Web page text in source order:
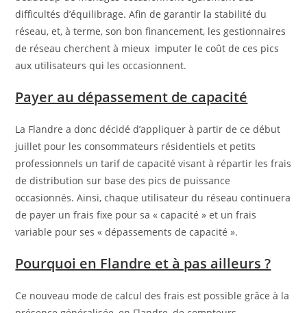
difficultés d’équilibrage. Afin de garantir la stabilité du
réseau, et, à terme, son bon financement, les gestionnaires
de réseau cherchent à mieux imputer le coût de ces pics
aux utilisateurs qui les occasionnent.
Payer au dépassement de capacité
La Flandre a donc décidé d’appliquer à partir de ce début
juillet pour les consommateurs résidentiels et petits
professionnels un tarif de capacité visant à répartir les frais
de distribution sur base des pics de puissance
occasionnés. Ainsi, chaque utilisateur du réseau continuera
de payer un frais fixe pour sa « capacité » et un frais
variable pour ses « dépassements de capacité ».
Pourquoi en Flandre et à pas ailleurs ?
Ce nouveau mode de calcul des frais est possible grâce à la